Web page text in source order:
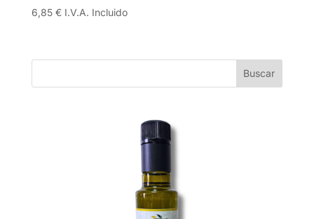
6,85 € I.V.A. Incluido
Buscar